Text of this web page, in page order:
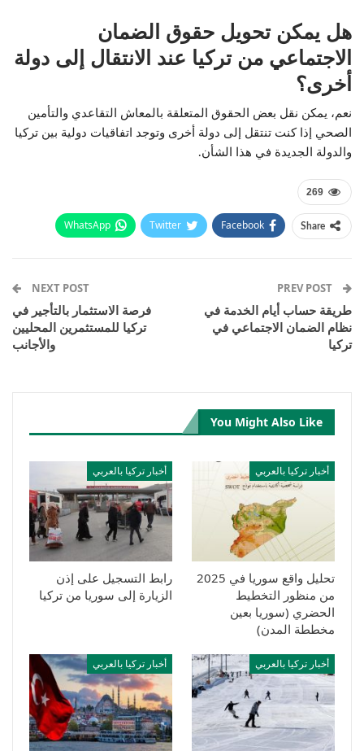
هل يمكن تحويل حقوق الضمان
الاجتماعي من تركيا عند الانتقال إلى دولة
أخرى؟
نعم، يمكن نقل بعض الحقوق المتعلقة بالمعاش التقاعدي والتأمين
الصحي إذا كنت تنتقل إلى دولة أخرى وتوجد اتفاقيات دولية بين تركيا
والدولة الجديدة في هذا الشأن.
269
Share
Facebook
Twitter
WhatsApp
Facebook Messenger
طريقة حساب أيام الخدمة في
نظام الضمان الاجتماعي في
تركيا
NEXT POST
فرصة الاستثمار بالتأجير في
تركيا للمستثمرين المحليين
والأجانب
You Might Also Like
أخبار تركيا بالعربي
تحليل واقع سوريا في 2025
من منظور التخطيط
الحضري (سوريا بعين
مخططة المدن)
أخبار تركيا بالعربي
رابط التسجيل على إذن
الزيارة إلى سوريا من تركيا
أخبار تركيا بالعربي أخبار تركيا بالعربي